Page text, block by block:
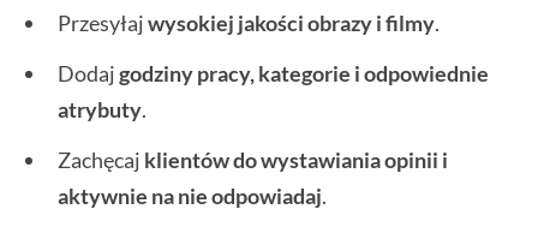
Przesyłajwysokiej jakości obrazy i filmy.
Dodajgodziny pracy, kategorie i odpowiednie
atrybuty.
Zachęcaj klientów do wystawiania opinii i
aktywnie na nie odpowiadaj.